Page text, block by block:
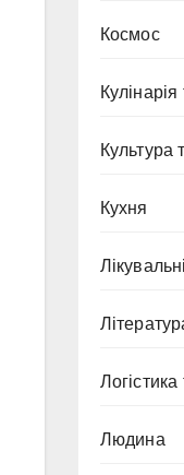
Космос
Кулінарія
Культура
Кухня
Людина